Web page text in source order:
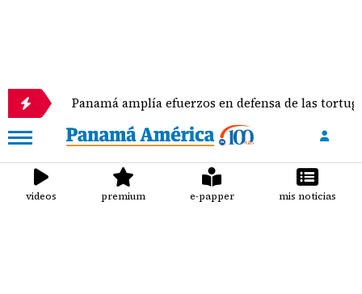
Panamá amplía efuerzos en defensa de las tortugas
videos premium e-papper mis noticias